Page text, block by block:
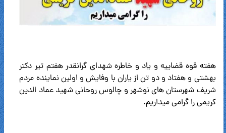
هفته قوه قضاییه و یاد و خاطره شهدای گرانقدر هفتم تیر دکتر
بهشتی و هفتاد و دو تن از یاران با وفایش و اولین نماینده مردم
شریف شهرستان های نوشهر و چالوس روحانی شهید عماد الدین
کریمی را گرامی میداریم.